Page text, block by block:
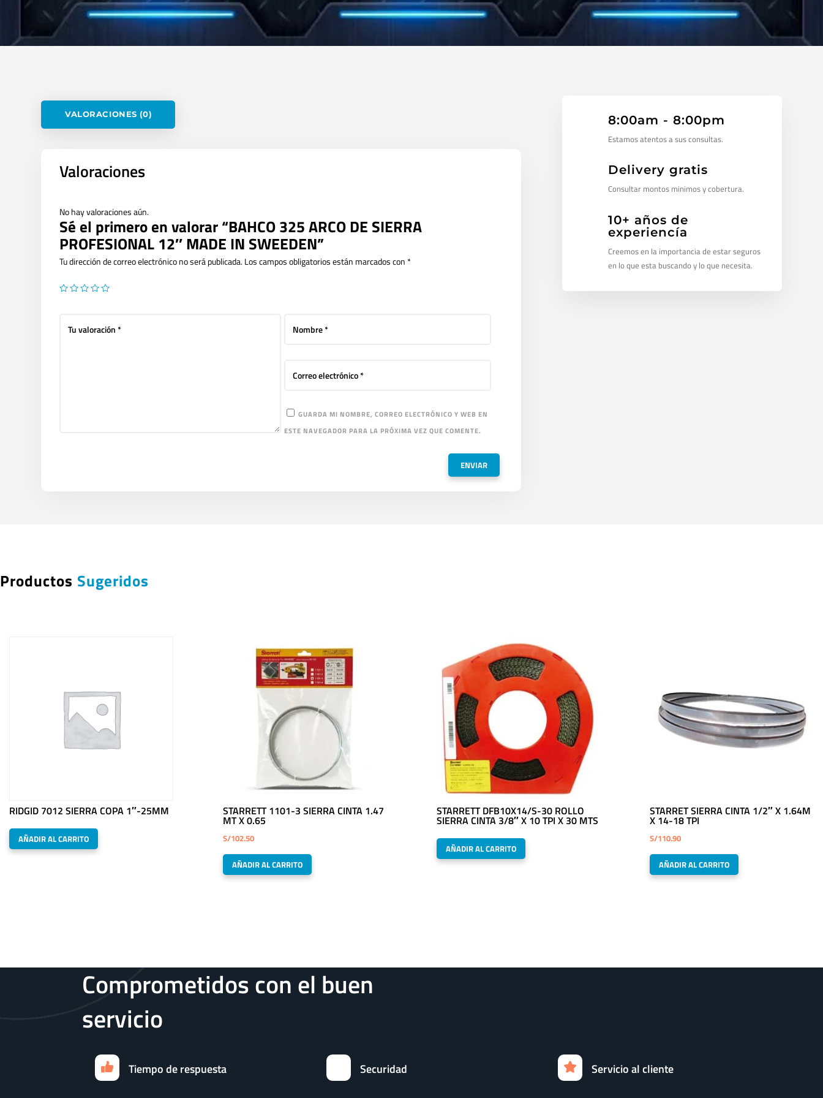
VALORACIONES (0)
Valoraciones
No hay valoraciones aún.
Sé el primero en valorar “BAHCO 325 ARCO DE SIERRA
PROFESIONAL 12″ MADE IN SWEEDEN”
Tu dirección de correo electrónico no será publicada.Los campos obligatorios están marcados con *
GUARDA MI NOMBRE, CORREO ELECTRÓNICO Y WEB EN
ESTE NAVEGADOR PARA LA PRÓXIMA VEZ QUE COMENTE.
8:00am - 8:00pm
Estamos atentos a sus consultas.
Delivery gratis
Consultar montos minimos y cobertura.
10+ años de
experiencía
Creemos en la importancia de estar seguros
en lo que esta buscando y lo que necesita.
Productos Sugeridos
RIDGID 7012 SIERRA COPA 1″-25MM
AÑADIR AL CARRITO
STARRETT 1101-3 SIERRA CINTA 1.47
MT X 0.65
S/102.50
AÑADIR AL CARRITO
STARRETT DFB10X14/S-30 ROLLO
SIERRA CINTA 3/8″ X 10 TPI X 30 MTS
AÑADIR AL CARRITO
STARRET SIERRA CINTA 1/2″ X 1.64M
X 14-18 TPI
S/110.90
AÑADIR AL CARRITO
Comprometidos con el buen
servicio
Tiempo de respuesta Securidad Servicio al cliente